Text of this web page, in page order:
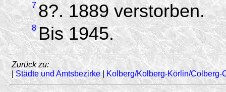
7 8?. 1889 verstorben.
8 Bis 1945.
Zurück zu:
|Städte und Amtsbezirke|Kolberg/Kolberg-Körlin/Colberg-